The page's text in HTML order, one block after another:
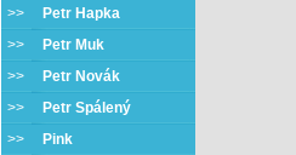
>>
Petr Hapka
>>
Petr Muk
>>
Petr Novák
>>
Petr Spálený
>>
Pink